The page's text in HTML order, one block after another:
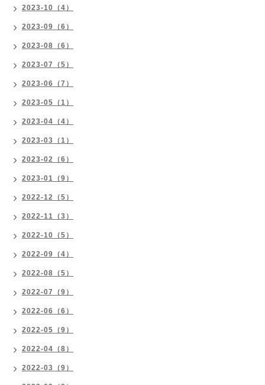
2023-10（4）
2023-09（6）
2023-08（6）
2023-07（5）
2023-06（7）
2023-05（1）
2023-04（4）
2023-03（1）
2023-02（6）
2023-01（9）
2022-12（5）
2022-11（3）
2022-10（5）
2022-09（4）
2022-08（5）
2022-07（9）
2022-06（6）
2022-05（9）
2022-04（8）
2022-03（9）